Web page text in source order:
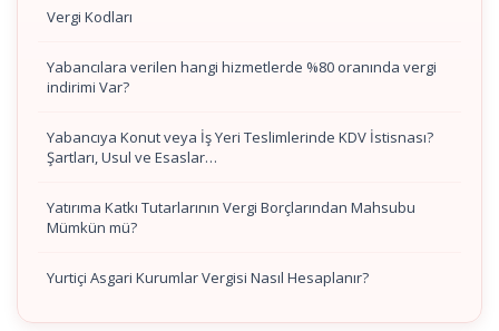
Vergi Kodları
Yabancılara verilen hangi hizmetlerde %80 oranında vergi
indirimi Var?
Yabancıya Konut veya İş Yeri Teslimlerinde KDV İstisnası?
Şartları, Usul ve Esaslar…
Yatırıma Katkı Tutarlarının Vergi Borçlarından Mahsubu
Mümkün mü?
Yurtiçi Asgari Kurumlar Vergisi Nasıl Hesaplanır?